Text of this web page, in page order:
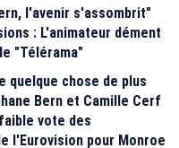
l'avenir s'assombrit"
: L'animateur dément
"Télérama"
chose de plus
Bern et Camille Cerf
vote des
l'Eurovision pour Monroe